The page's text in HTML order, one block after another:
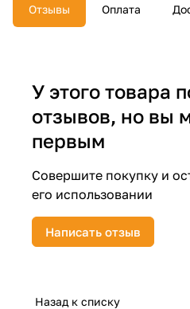
Отзывы Оплата
У этого товара
отзывов, но вы
первым
Совершите покупку и
его использовании
Написать отзыв
Назад к списку
Подробнее
недели